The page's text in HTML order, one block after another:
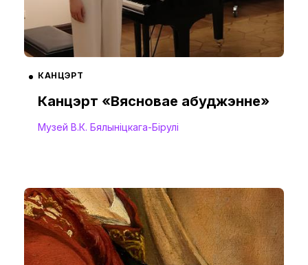
КАНЦЭРТ
Канцэрт «Вясновае абуджэнне»
Музей В.К. Бялыніцкага-Бірулі